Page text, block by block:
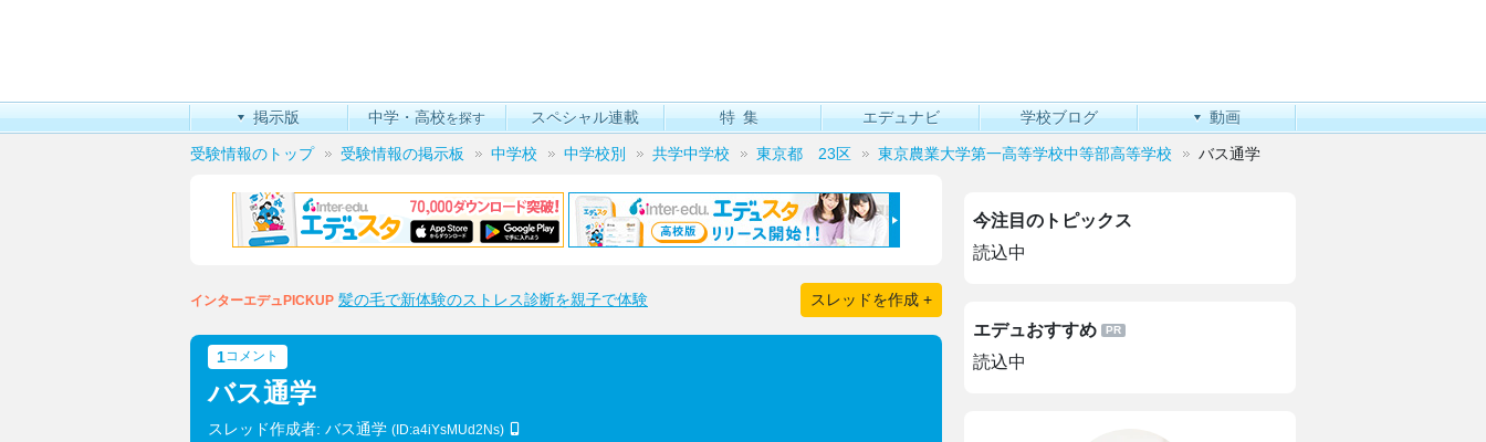
掲示版 中学・高校を探す スペシャル連載 特集 エデュナビ 学校ブログ 動画
受験情報のトップ 受験情報の掲示板 中学校 中学校別 共学中学校 東京都 23区 東京農業大学第一高等学校中等部高等学校 バス通学
インターエデュPICKUP 髪の毛で新体験のストレス診断を親子で体験 スレッドを作成 +
1コメント
バス通学
スレッド作成者: バス通学 (ID:a4iYsMUd2Ns)
今注目のトピックス
読込中
エデュおすすめ
読込中